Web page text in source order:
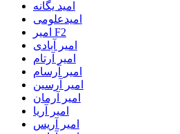
امید یگانه
امیدعلومی
امیر F2
امیر آبادی
امیر آرتام
امیر آرسام
امیر آرسین
امیر آرمان
امیر آریا
امیر آریس